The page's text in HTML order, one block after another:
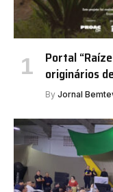
Portal
originários
By Jornal